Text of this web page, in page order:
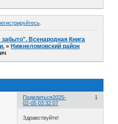
.
забыто". Всенародная Книга
» Нижнеломовский район
Поделиться 1
2025-
02-05 03:32:07
Здравствуйте!